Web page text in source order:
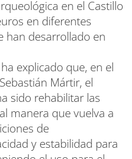
en el Castillo
en diferentes
han desarrollado en
explicado que, en el
Mártir, el
sido rehabilitar las
manera que vuelva a
de
y estabilidad para